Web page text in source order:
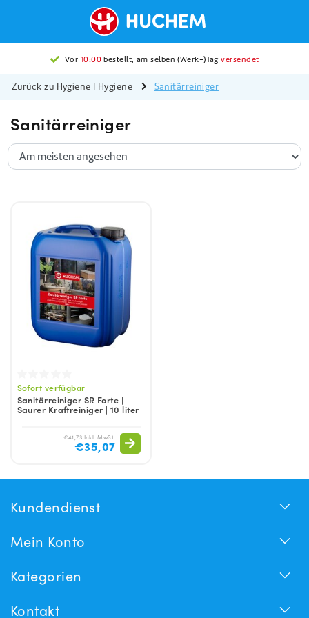
Vor 10:00bestellt, am selben (Werk-)Tagversendet
Zurück zu Hygiene | Hygiene Sanitärreiniger
Sanitärreiniger
Sofort verfügbar
Sanitärreiniger SR Forte |
Saurer Kraftreiniger | 10 liter
€41,73 Inkl. MwSt.
€35,07
Kundendienst
Mein Konto
Kategorien
Kontakt